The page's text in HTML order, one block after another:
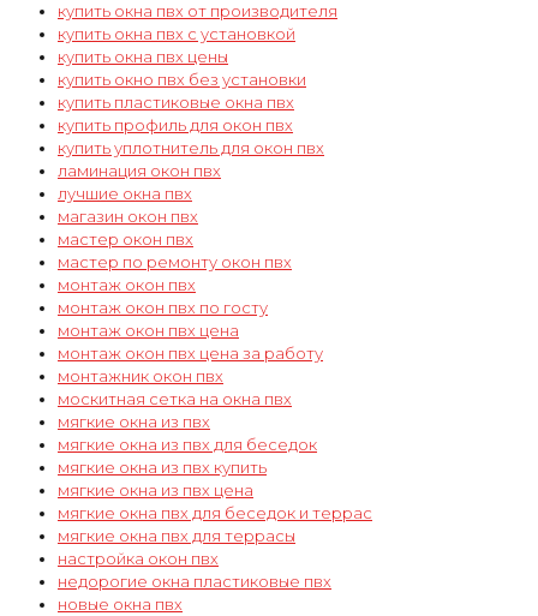
купить окна пвх от производителя
купить окна пвх с установкой
купить окна пвх цены
купить окно пвх без установки
купить пластиковые окна пвх
купить профиль для окон пвх
купить уплотнитель для окон пвх
ламинация окон пвх
лучшие окна пвх
магазин окон пвх
мастер окон пвх
мастер по ремонту окон пвх
монтаж окон пвх
монтаж окон пвх по госту
монтаж окон пвх цена
монтаж окон пвх цена за работу
монтажник окон пвх
москитная сетка на окна пвх
мягкие окна из пвх
мягкие окна из пвх для беседок
мягкие окна из пвх купить
мягкие окна из пвх цена
мягкие окна пвх для беседок и террас
мягкие окна пвх для террасы
настройка окон пвх
недорогие окна пластиковые пвх
новые окна пвх